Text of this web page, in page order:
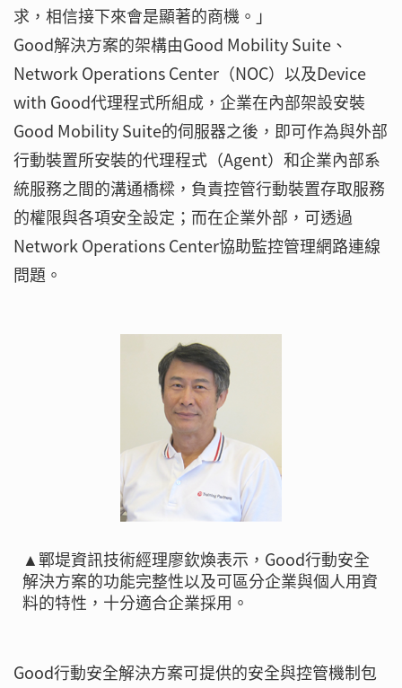
求，相信接下來會是顯著的商機。」
Good解決方案的架構由Good Mobility Suite、
Network Operations Center（NOC）以及Device
with Good代理程式所組成，企業在內部架設安裝
Good Mobility Suite的伺服器之後，即可作為與外部
行動裝置所安裝的代理程式（Agent）和企業內部系
統服務之間的溝通橋樑，負責控管行動裝置存取服務
的權限與各項安全設定；而在企業外部，可透過
Network Operations Center協助監控管理網路連線
問題。
▲鄲堤資訊技術經理廖欽煥表示，Good行動安全
解決方案的功能完整性以及可區分企業與個人用資
料的特性，十分適合企業採用。
Good行動安全解決方案可提供的安全與控管機制包